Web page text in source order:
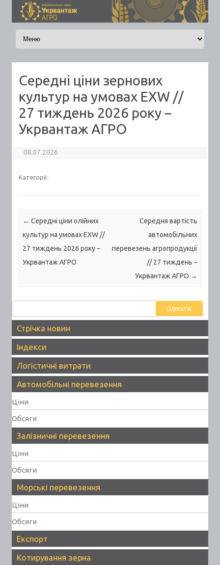
Skip to content
Середні ціни зернових
культур на умовах EXW //
27 тиждень 2026 року –
Укрвантаж АГРО
08.07.2026
Категорії:
Post navigation
← Середні ціни олійних
культур на умовах EXW //
27 тиждень 2026 року –
Укрвантаж АГРО
Середня вартість
автомобільних
перевезень агропродукції
// 27 тиждень –
Укрвантаж АГРО →
Стрічка новин
Індекси
Логістичні витрати
Автомобільні перевезення
Ціни
Обсяги
Залізничні перевезення
Ціни
Обсяги
Морські перевезення
Ціни
Обсяги
Експорт
Котирування зерна